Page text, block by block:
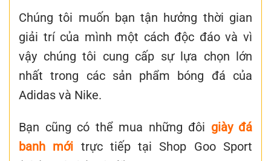
Chúng tôi muốn bạn tận hưởng thời gian
giải trí của mình một cách độc đáo và vì
vậy chúng tôi cung cấp sự lựa chọn lớn
nhất trong các sản phẩm bóng đá của
Adidas và Nike.
Bạn cũng có thể mua những đôi giày đá
banh mới trực tiếp tại Shop Goo Sport